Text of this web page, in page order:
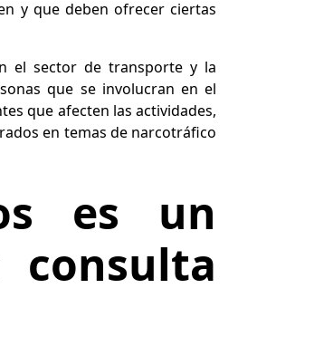
y que deben ofrecer ciertas
el sector de transporte y la
que se involucran en el
que afecten las actividades,
en temas de narcotráfico
es un